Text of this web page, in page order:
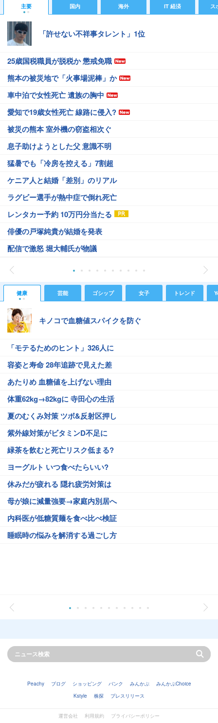
主要 国内 海外 IT 経済 ス
「許せない不祥事タレント」1位
25歳国税職員が脱税か 懲戒免職
熊本の被災地で「火事場泥棒」か
車中泊で女性死亡 遺族の胸中
愛知で19歳女性死亡 線路に侵入?
被災の熊本 室外機の窃盗相次ぐ
息子助けようとした父 意識不明
猛暑でも「冷房を控える」7割超
ケニア人と結婚「差別」のリアル
ラグビー選手が熱中症で倒れ死亡
レンタカー予約 10万円分当たる
俳優の戸塚純貴が結婚を発表
配信で激怒 堀大輔氏が物議
健康 芸能 ゴシップ 女子 トレンド
キノコで血糖値スパイクを防ぐ
「モテるためのヒント」326人に
容姿と寿命 28年追跡で見えた差
あたりめ 血糖値を上げない理由
体重62kg→82kgに 寺田心の生活
夏のむくみ対策 ツボ&反射区押し
紫外線対策がビタミンD不足に
緑茶を飲むと死亡リスク低まる?
ヨーグルト いつ食べたらいい?
休みだが疲れる 隠れ疲労対策は
母が娘に減量強要→家庭内別居へ
内科医が低糖質麺を食べ比べ検証
睡眠時の悩みを解消する過ごし方
Peachy ブログ ショッピング バンク みんかぶ
みんかぶChoice
Kstyle
株探 プレスリリース
運営会社 利用規約 プライバシーポリシー